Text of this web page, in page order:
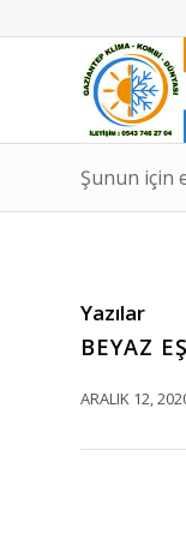
Şunun için
Yazılar
BEYAZ
ARALIK 12,